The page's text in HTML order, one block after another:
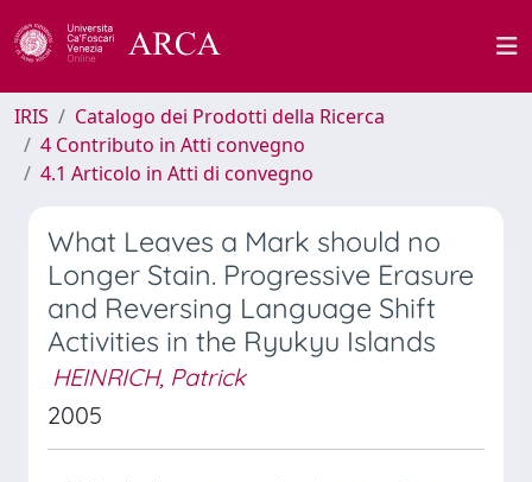
IRIS
Catalogo dei Prodotti della Ricerca
4 Contributo in Atti convegno
4.1 Articolo in Atti di convegno
What Leaves a Mark should no
Longer Stain. Progressive Erasure
and Reversing Language Shift
Activities in the Ryukyu Islands
HEINRICH, Patrick
2005